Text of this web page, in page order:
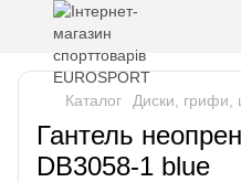
Каталог Диски, грифи,
Гантель
DB3058-1 blue